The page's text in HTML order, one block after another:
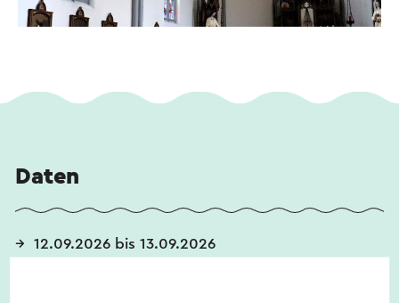
Daten
12.09.2026 bis 13.09.2026